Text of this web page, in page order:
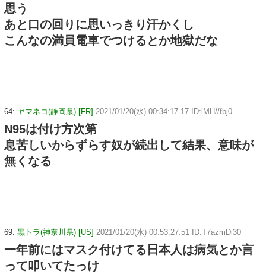
思う
あと口の回りに思いっきり汗かくし
こんなの満員電車でつけるとか地獄だな
64: ヤマネコ(静岡県) [FR] 2021/01/20(水) 00:34:17.17 ID:lMH//fbj0
N95は付け方次第
息苦しいからずらす奴が続出して結果、意味が
無くなる
69: 黒トラ(神奈川県) [US] 2021/01/20(水) 00:53:27.51 ID:T7azmDi30
一年前にはマスク付けてる日本人は病気とか言
って叩いてたっけ